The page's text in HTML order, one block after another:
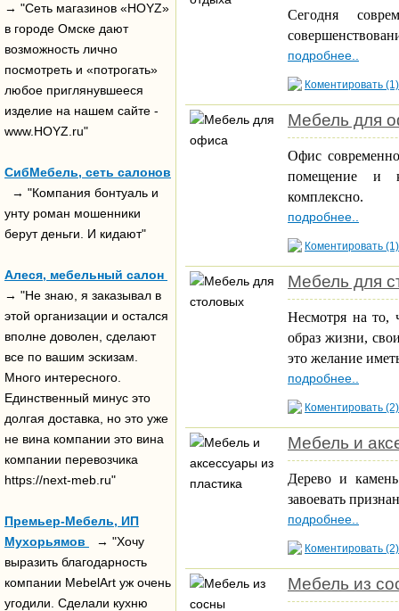
→ "Сеть магазинов «HOYZ»
в городе Омске дают
возможность лично
посмотреть и «потрогать»
любое приглянувшееся
изделие на нашем сайте -
www.HOYZ.ru"
СибМебель, сеть салонов
→ "Компания бонтуаль и
унту роман мошенники
берут деньги. И кидают"
Алеся, мебельный салон
→ "Не знаю, я заказывал в
этой организации и остался
вполне доволен, сделают
все по вашим эскизам.
Много интересного.
Единственный минус это
долгая доставка, но это уже
не вина компании это вина
компании перевозчика
https://next-meb.ru"
Премьер-Мебель, ИП
Мухорьямов
→ "Хочу
выразить благодарность
компании MebelArt уж очень
угодили. Сделали кухню
Сегодня
подробнее..
Коментировать (1)
Мебель для
Офис
помещение и
комплексно.
подробнее..
Коментировать (1)
Мебель для
Несмотря на то,
образ жизни,
это желание
подробнее..
Коментировать (2)
Мебель и
Дерево и
завоевать
подробнее..
Коментировать (2)
Мебель из